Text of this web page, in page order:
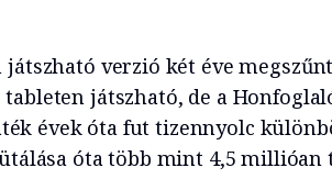
verzió két éve
játszható, de a
évek óta fut tizennyolc
óta több mint 4,5